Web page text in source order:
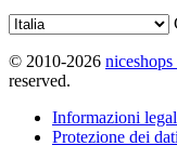
© 2010-2026
reserved.
Informazioni
Protezione dei dati